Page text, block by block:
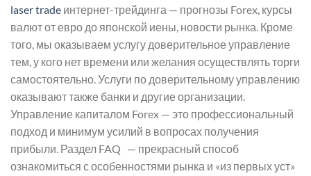
laser trade интернет-трейдинга — прогнозы Forex, курсы
валют от евро до японской иены, новости рынка. Кроме
того, мы оказываем услугу доверительное управление
тем, у кого нет времени или желания осуществлять торги
самостоятельно. Услуги по доверительному управлению
оказывают также банки и другие организации.
Управление капиталом Forex — это профессиональный
подход и минимум усилий в вопросах получения
прибыли. Раздел FAQ — прекрасный способ
ознакомиться с особенностями рынка и «из первых уст»